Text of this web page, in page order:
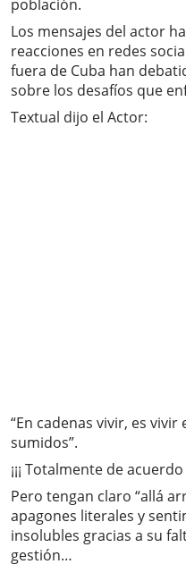
población.
Los mensajes del actor
reacciones en redes
fuera de Cuba han
sobre los desafíos que
Textual dijo el Actor:
“En cadenas vivir, es
sumidos”.
¡¡¡ Totalmente de acuerdo
Pero tengan claro “allá
apagones literales y
insolubles gracias a su
gestión…